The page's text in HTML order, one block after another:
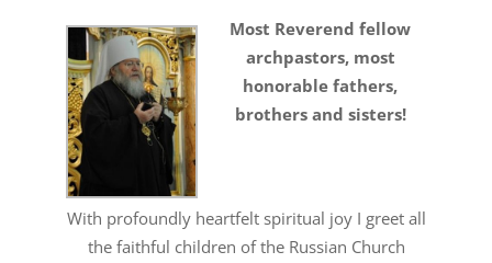
Most Reverend fellow
archpastors, most
honorable fathers,
brothers and sisters!
With profoundly heartfelt spiritual joy I greet all
the faithful children of the Russian Church